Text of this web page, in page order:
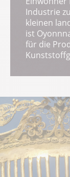
Industrie
kleinen
ist
für die